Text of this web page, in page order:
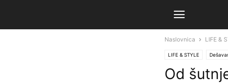
Naslovnica LIFE &
LIFE & STYLE
Od